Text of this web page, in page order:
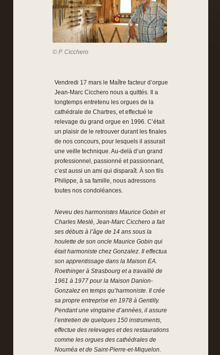
© P. Cicchero
Vendredi 17 mars le Maître facteur d’orgue
Jean-Marc Cicchero nous a quittés. Il a
longtemps entretenu les orgues de la
cathédrale de Chartres, et effectué le
relevage du grand orgue en 1996. C’était
un plaisir de le retrouver durant les finales
de nos concours, pour lesquels il assurait
une veille technique. Au-delà d’un grand
professionnel, passionné et passionnant,
c’est aussi un ami qui disparaît. À son fils
Philippe, à sa famille, nous adressons
toutes nos condoléances.
Neveu des harmonistes Maurice Gobin et
Charles Meslé, Jean-Marc Cicchero a fait
ses débuts à l’âge de 14 ans sous la
houlette de son oncle Maurice Gobin qui
était harmoniste chez Gonzalez. Il effectua
son apprentissage dans la Maison EA.
Roethinger à Strasbourg et a travaillé de
1961 à 1977 pour la Maison Danion-
Gonzalez en temps qu’harmoniste. Il crée
sa propre entreprise en 1978 à Gentilly.
Pendant une vingtaine d’années, il assure
l’entretien de quelques 150 instruments,
effectue des relevages et des restaurations
comme les orgues des cathédrales de
Nouméa et de Saint-Pierre-et-Miquelon.